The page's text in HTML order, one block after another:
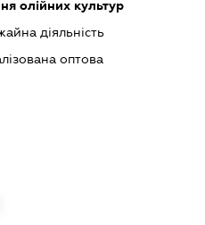
олійних культур
діяльність
оптова